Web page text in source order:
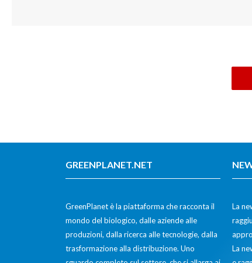
GREENPLANET.NET
GreenPlanet è la piattaforma che racconta il
mondo del biologico, dalle aziende alle
produzioni, dalla ricerca alle tecnologie, dalla
trasformazione alla distribuzione. Uno
La
La